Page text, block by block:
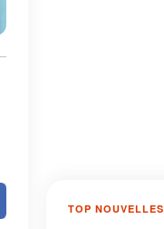
TOP NOUVELLES